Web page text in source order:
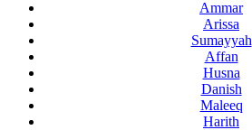
Ammar
Arissa
Sumayyah
Affan
Husna
Danish
Maleeq
Harith